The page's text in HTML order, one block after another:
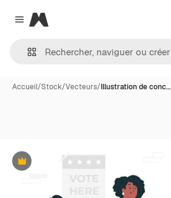
Close menu
Magnific
Accueil/Stock/Vecteurs/Illustration de conc…
Premium